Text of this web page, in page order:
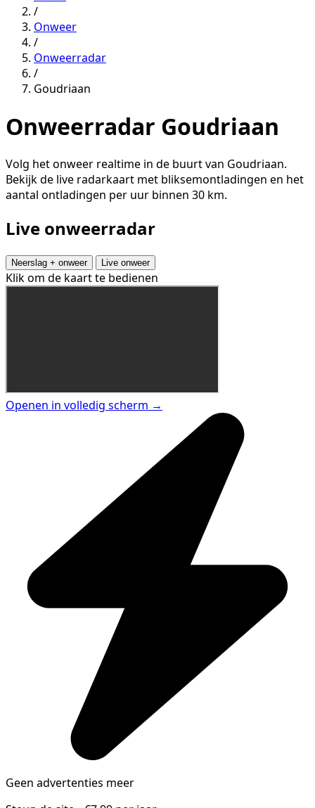
/
Onweer
/
Onweerradar
/
Goudriaan
Onweerradar Goudriaan
Volg het onweer realtime in de buurt van Goudriaan.
Bekijk de live radarkaart met bliksemontladingen en het
aantal ontladingen per uur binnen 30 km.
Live onweerradar
Neerslag + onweer Live onweer
Klik om de kaart te bedienen
Openen in volledig scherm →
Geen advertenties meer